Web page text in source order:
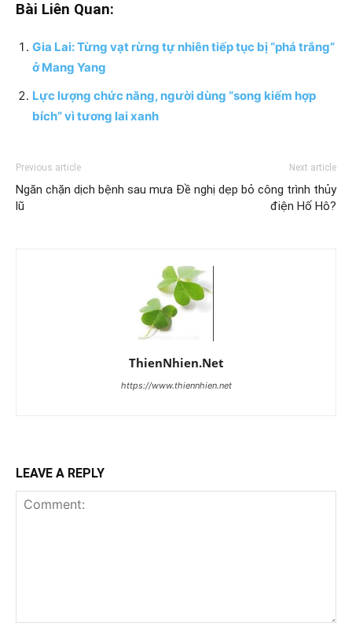
Bài Liên Quan:
Gia Lai: Từng vạt rừng tự nhiên tiếp tục bị “phá trắng”
ở Mang Yang
Lực lượng chức năng, người dùng “song kiếm hợp
bích” vì tương lai xanh
Previous article
Ngăn chặn dịch bệnh sau mưa
lũ
Next article
Đề nghị dẹp bỏ công trình thủy
điện Hố Hô?
ThienNhien.Net
https://www.thiennhien.net
LEAVE A REPLY